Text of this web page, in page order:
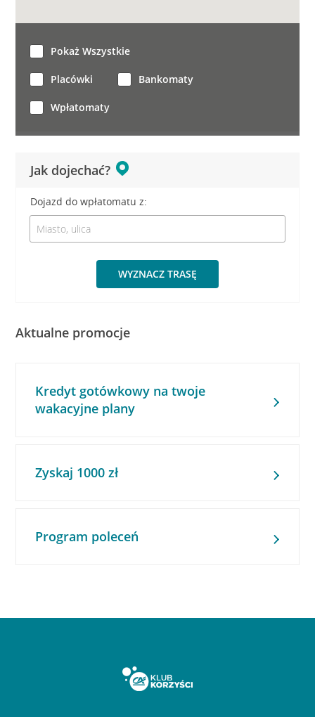
Jak dojechać?
Dojazd do wpłatomatu z:
WYZNACZ TRASĘ
Pokaż Wszystkie
Placówki Bankomaty
Wpłatomaty
Aktualne promocje
Kredyt gotówkowy na twoje
wakacyjne plany
Zyskaj 1000 zł
Program poleceń